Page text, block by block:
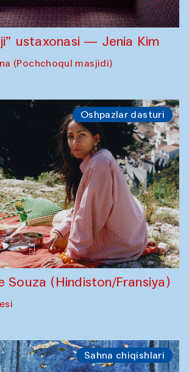
ustaxonasi — Jenia Kim
(Pochchoqul masjidi)
Oshpazlar dasturi
Souza (Hindiston/Fransiya)
Sahna chiqishlari